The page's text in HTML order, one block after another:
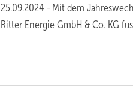
25.09.2024 - Mit dem
Ritter Energie GmbH & Co. KG